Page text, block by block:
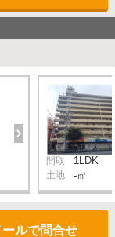
間取 1LDK
土地 -㎡
ールで問合せ